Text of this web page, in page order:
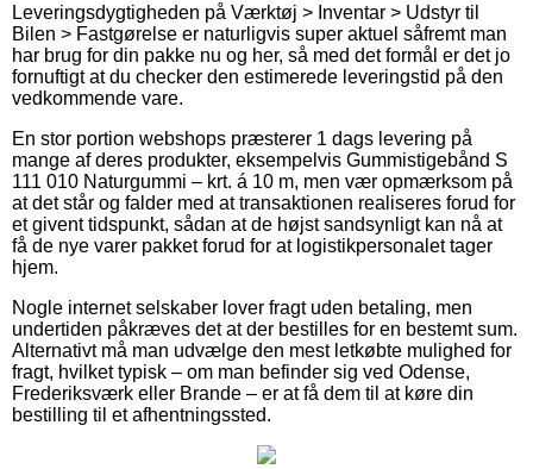
Leveringsdygtigheden på Værktøj > Inventar > Udstyr til
Bilen > Fastgørelse er naturligvis super aktuel såfremt man
har brug for din pakke nu og her, så med det formål er det jo
fornuftigt at du checker den estimerede leveringstid på den
vedkommende vare.
En stor portion webshops præsterer 1 dags levering på
mange af deres produkter, eksempelvis Gummistigebånd S
111 010 Naturgummi – krt. á 10 m, men vær opmærksom på
at det står og falder med at transaktionen realiseres forud for
et givent tidspunkt, sådan at de højst sandsynligt kan nå at
få de nye varer pakket forud for at logistikpersonalet tager
hjem.
Nogle internet selskaber lover fragt uden betaling, men
undertiden påkræves det at der bestilles for en bestemt sum.
Alternativt må man udvælge den mest letkøbte mulighed for
fragt, hvilket typisk – om man befinder sig ved Odense,
Frederiksværk eller Brande – er at få dem til at køre din
bestilling til et afhentningssted.